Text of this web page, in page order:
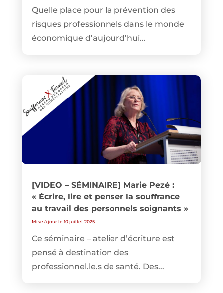
Quelle place pour la prévention des
risques professionnels dans le monde
économique d’aujourd’hui...
[VIDEO – SÉMINAIRE] Marie Pezé :
« Écrire, lire et penser la souffrance
au travail des personnels soignants »
Mise à jour le 10 juillet 2025
Ce séminaire – atelier d’écriture est
pensé à destination des
professionnel.le.s de santé. Des...